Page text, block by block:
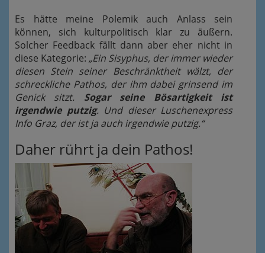
Es hätte meine Polemik auch Anlass sein
können, sich kulturpolitisch klar zu äußern.
Solcher Feedback fällt dann aber eher nicht in
diese Kategorie: „Ein Sisyphus, der immer wieder
diesen Stein seiner Beschränktheit wälzt, der
schreckliche Pathos, der ihm dabei grinsend im
Genick sitzt. Sogar seine Bösartigkeit ist
irgendwie putzig. Und dieser Luschenexpress
Info Graz, der ist ja auch irgendwie putzig.“
Daher rührt ja dein Pathos!